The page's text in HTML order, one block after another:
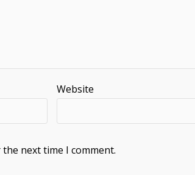
Website
next time I comment.